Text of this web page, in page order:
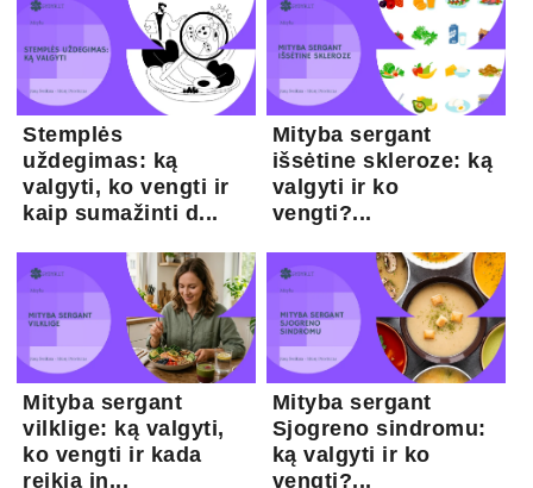
Stemplės
uždegimas: ką
valgyti, ko vengti ir
kaip sumažinti d...
Mityba sergant
išsėtine skleroze: ką
valgyti ir ko
vengti?...
Mityba sergant
vilklige: ką valgyti,
ko vengti ir kada
reikia in...
Mityba sergant
Sjogreno sindromu:
ką valgyti ir ko
vengti?...